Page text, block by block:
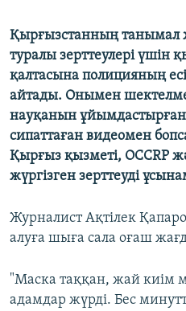
Қырғызстанның танымал
туралы зерттеулері
қалтасына полицияның
айтады. Онымен
науқанын
сипаттаған видеомен
Қырғыз қызметі, OCCRP
жүргізген зерттеуді
Журналист Ақтілек
алуға шыға сала оғаш
"Маска таққан, жай киім
адамдар жүрді. Бес